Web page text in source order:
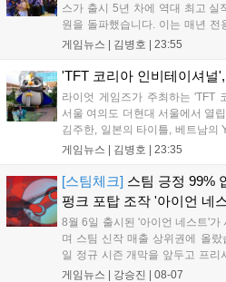
스가 출시 5년 차에 역대 최고 실
원을 돌파했습니다. 이는 매년 전
스포츠 대회 FWC의 영향이 큽니
은 전년 대비 매출과 이용자 지표
FWC 그랜드 파이널이 개최될
통해 커뮤니티 중심의 장기 성장
게임뉴스 | 김병호 | 23:55
'TFT 코리아 인비테이셔널
라이엇 게임즈가 주최하는 'TFT
서울 여의도 더현대 서울에서 열
김주한, 일본의 타이틀, 베트남의
는 소속팀 없이 개인 자격으로 참
17일까지 이어지는 이번 행사는
거리를 제공하며, 이후 현대백화
니다. 연말에는 라스베이거스 오픈
게임뉴스 | 김병호 | 23:35
[스팀체크] 스팀 긍정 99%
펑크 포탑 조작 '아이언 네
8월 6일 출시된 '아이언 네스트'가
며 스팀 신작 매출 상위권에 올
일 정규 시즌 개막을 앞두고 프리
기록했습니다. 25주년을 맞은 '고
게임뉴스 | 강승진 | 08-07